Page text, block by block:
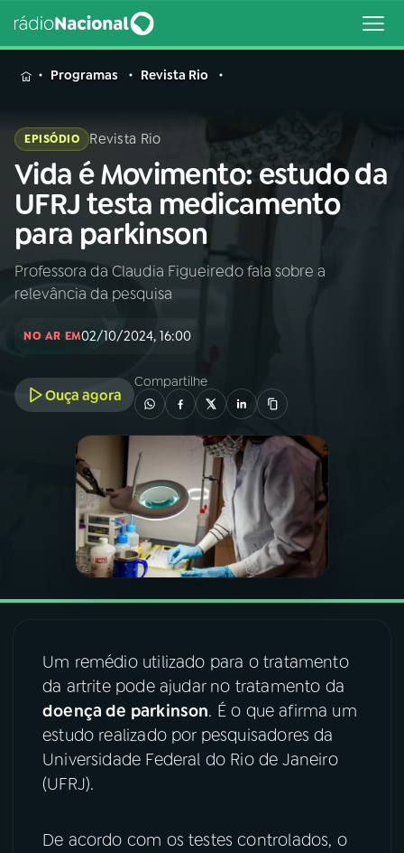
MENU
Buscar
na
Rádio
Nacional
Buscar
AO VIVO
INÍCIO
A RÁDIO
PROGRAMAÇÃO
PROGRAMAS
PODCASTS
07ÚLTIMAS
08FESTIVAL DE MÚSICA
YouTube Facebook
Programas Revista Rio
EPISÓDIO Revista Rio
Vida é Movimento: estudo da
UFRJ testa medicamento
para parkinson
Professora da Claudia Figueiredo fala sobre a
relevância da pesquisa
NO AR EM02/10/2024, 16:00
Ouça agora
Compartilhe
Um remédio utilizado para o tratamento
da artrite pode ajudar no tratamento da
doença de parkinson. É o que afirma um
estudo realizado por pesquisadores da
Universidade Federal do Rio de Janeiro
(UFRJ).
De acordo com os testes controlados, o